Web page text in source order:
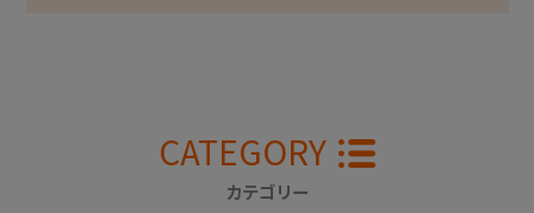
CATEGORY
カテゴリー